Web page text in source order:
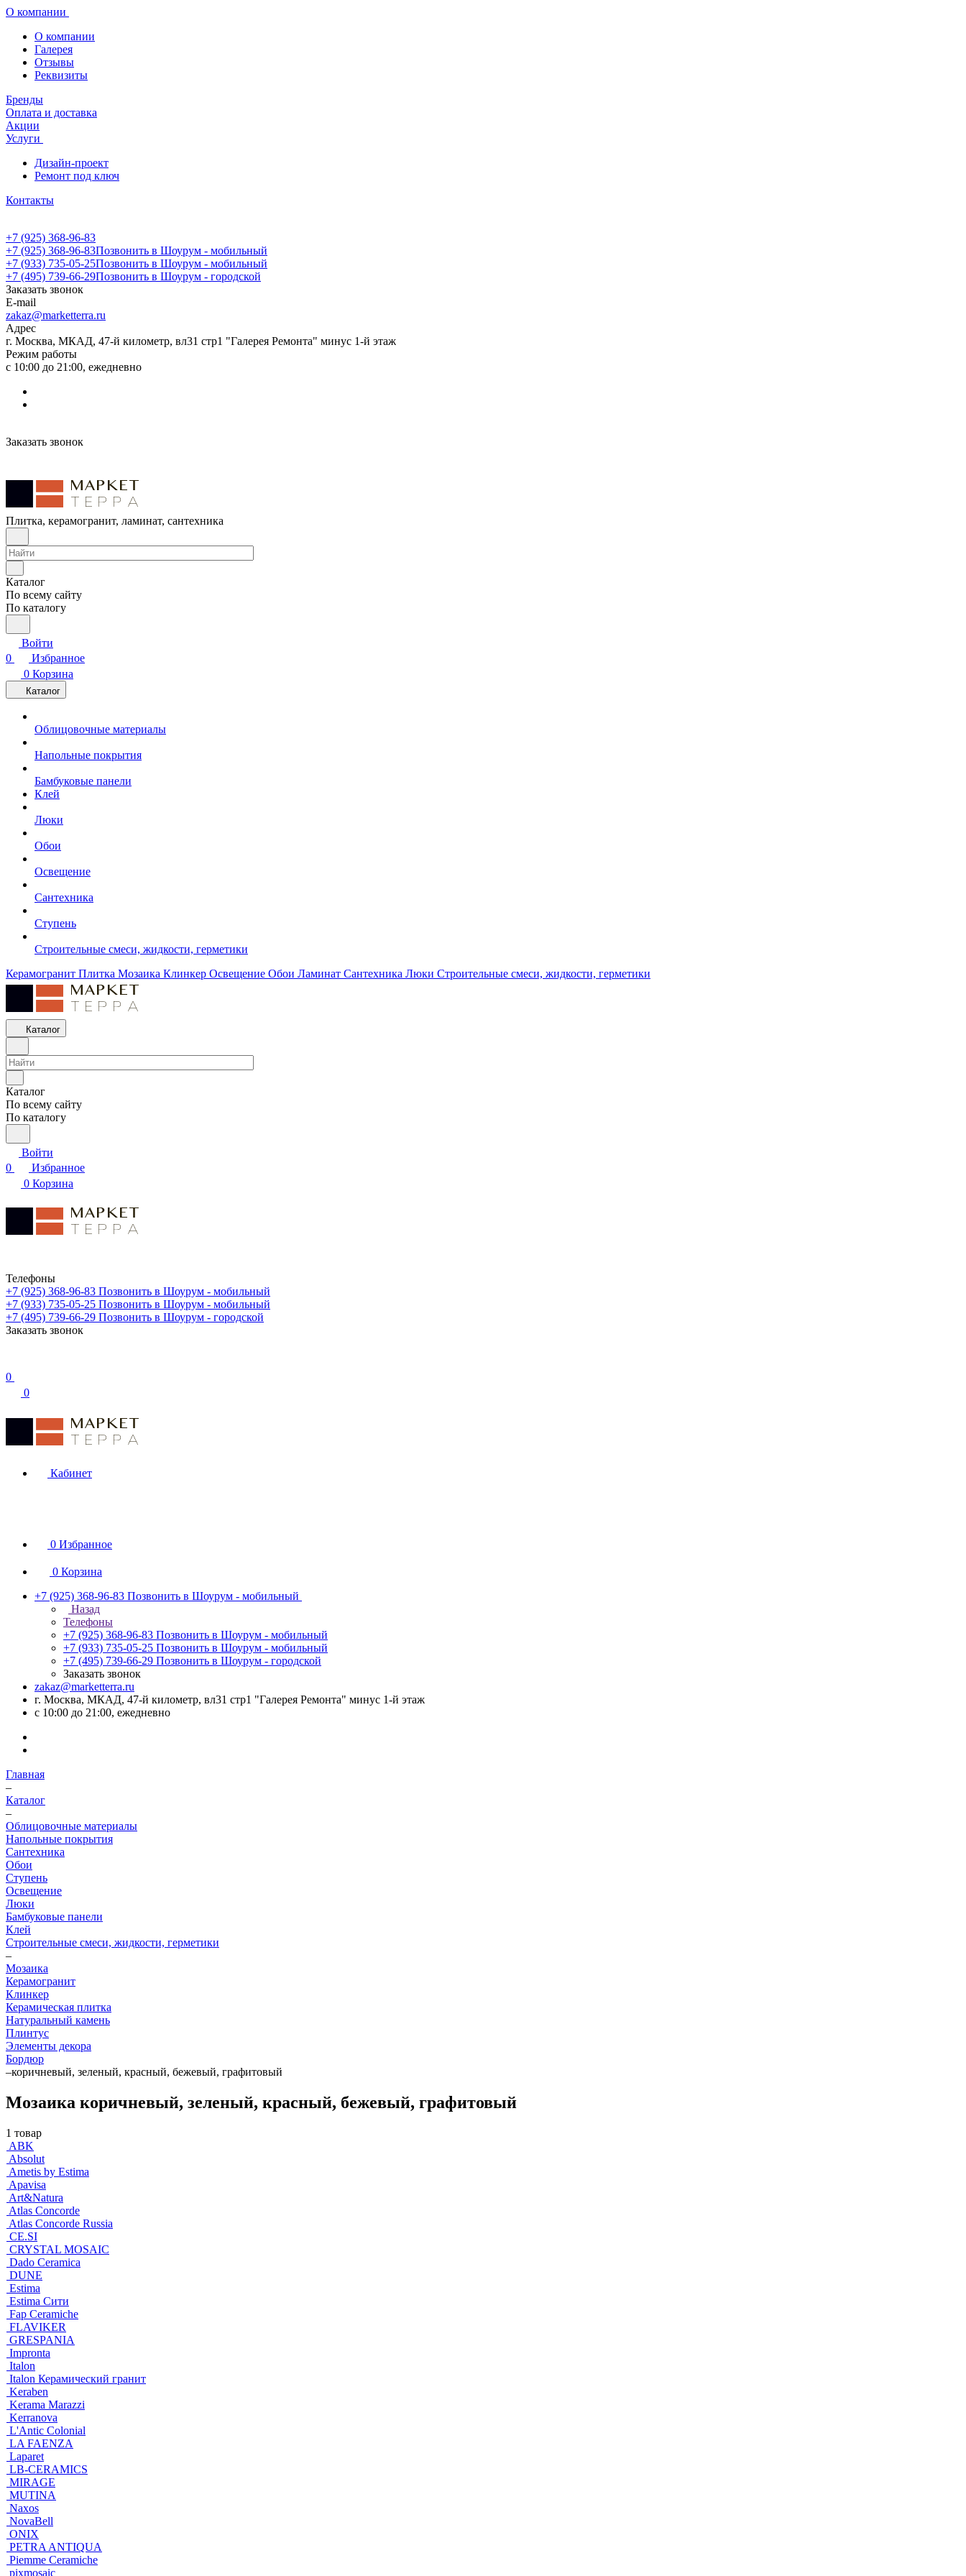
О компании
О компании
Галерея
Отзывы
Реквизиты
Бренды
Оплата и доставка
Акции
Услуги
Дизайн-проект
Ремонт под ключ
Контакты
+7 (925) 368-96-83
+7 (925) 368-96-83Позвонить в Шоурум - мобильный
+7 (933) 735-05-25Позвонить в Шоурум - мобильный
+7 (495) 739-66-29Позвонить в Шоурум - городской
Заказать звонок
E-mail
zakaz@marketterra.ru
Адрес
г. Москва, МКАД, 47-й километр, вл31 стр1 "Галерея Ремонта" минус 1-й этаж
Режим работы
с 10:00 до 21:00, ежедневно
Заказать звонок
Плитка, керамогранит, ламинат, сантехника
Каталог
По всему сайту
По каталогу
Войти
0
Избранное
0 Корзина
Каталог
Облицовочные материалы
Напольные покрытия
Бамбуковые панели
Клей
Люки
Обои
Освещение
Сантехника
Ступень
Строительные смеси, жидкости, герметики
Керамогранит Плитка Мозаика Клинкер Освещение Обои Ламинат Сантехника Люки Строительные смеси, жидкости, герметики
Каталог
Каталог
По всему сайту
По каталогу
Войти
0
Избранное
0 Корзина
Телефоны
+7 (925) 368-96-83 Позвонить в Шоурум - мобильный
+7 (933) 735-05-25 Позвонить в Шоурум - мобильный
+7 (495) 739-66-29 Позвонить в Шоурум - городской
Заказать звонок
0
0
Кабинет
0 Избранное
0 Корзина
+7 (925) 368-96-83 Позвонить в Шоурум - мобильный
Назад
Телефоны
+7 (925) 368-96-83 Позвонить в Шоурум - мобильный
+7 (933) 735-05-25 Позвонить в Шоурум - мобильный
+7 (495) 739-66-29 Позвонить в Шоурум - городской
Заказать звонок
zakaz@marketterra.ru
г. Москва, МКАД, 47-й километр, вл31 стр1 "Галерея Ремонта" минус 1-й этаж
с 10:00 до 21:00, ежедневно
Главная
–
Каталог
–
Облицовочные материалы
Напольные покрытия
Сантехника
Обои
Ступень
Освещение
Люки
Бамбуковые панели
Клей
Строительные смеси, жидкости, герметики
–
Мозаика
Керамогранит
Клинкер
Керамическая плитка
Натуральный камень
Плинтус
Элементы декора
Бордюр
–коричневый, зеленый, красный, бежевый, графитовый
Мозаика коричневый, зеленый, красный, бежевый, графитовый
1 товар
ABK
Absolut
Ametis by Estima
Apavisa
Art&Natura
Atlas Concorde
Atlas Concorde Russia
CE.SI
CRYSTAL MOSAIC
Dado Ceramica
DUNE
Estima
Estima Cити
Fap Ceramiche
FLAVIKER
GRESPANIA
Impronta
Italon
Italon Керамический гранит
Keraben
Kerama Marazzi
Kerranova
L'Antic Colonial
LA FAENZA
Laparet
LB-CERAMICS
MIRAGE
MUTINA
Naxos
NovaBell
ONIX
PETRA ANTIQUA
Piemme Ceramiche
pixmosaic